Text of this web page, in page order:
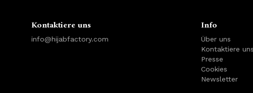
Kontaktiere uns
info@hijabfactory.com
Info
Über uns
Kontaktiere uns
Presse
Cookies
Newsletter